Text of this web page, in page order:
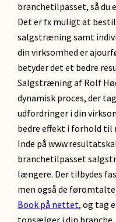
branchetilpasset, så du
Det er fx muligt at
salgstræning samt
din virksomhed er
betyder det et bedre
Salgstræning af Rolf
dynamisk proces, der
udfordringer i din
bedre effekt i forhold
Inde på
branchetilpasset
længere. Der tilbydes
men også de
Book på nettet, og tag
topsælger i din branche.